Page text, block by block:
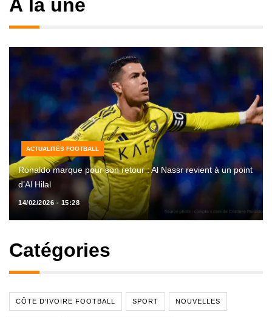
À la une
ACTUALITÉS FOOTBALL
Ronaldo marque pour son retour : Al Nassr revient à un point
d’Al Hilal
14/02/2026 - 15:28
Catégories
CÔTE D'IVOIRE FOOTBALL SPORT NOUVELLES